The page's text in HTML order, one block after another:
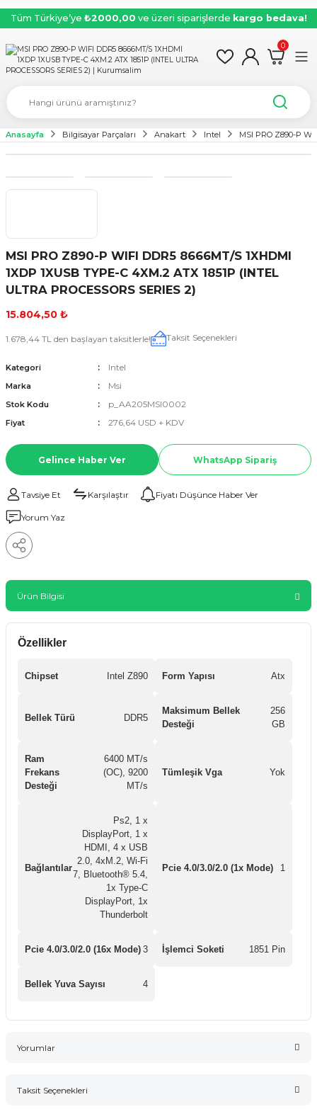
Tüm Türkiye’ye ₺2000,00 ve üzeri siparişlerde kargo bedava!
0
Anasayfa Bilgisayar Parçaları Anakart Intel MSI PRO Z890-P
MSI PRO Z890-P WIFI DDR5 8666MT/S 1XHDMI
1XDP 1XUSB TYPE-C 4XM.2 ATX 1851P (INTEL
ULTRA PROCESSORS SERIES 2)
15.804,50 ₺
1.678,44 TL den başlayan taksitlerle! Taksit Seçenekleri
Kategori Intel
Marka Msi
Stok Kodu p_AA205MSI0002
Fiyat 276,64 USD + KDV
Gelince Haber Ver WhatsApp Sipariş
Tavsiye Et Karşılaştır Fiyatı Düşünce Haber Ver
Yorum Yaz
Ürün Bilgisi
Özellikler
Chipset Intel Z890 Form Yapısı Atx
Bellek Türü DDR5
Maksimum Bellek
Desteği
256
GB
Ram
Frekans
Desteği
6400 MT/s
(OC), 9200
MT/s
Tümleşik Vga Yok
Bağlantılar
Ps2, 1 x
DisplayPort, 1 x
HDMI, 4 x USB
2.0, 4xM.2, Wi-Fi
7, Bluetooth® 5.4,
1x Type-C
DisplayPort, 1x
Thunderbolt
Pcie 4.0/3.0/2.0 (1x Mode) 1
Pcie 4.0/3.0/2.0 (16x Mode) 3 İşlemci Soketi 1851 Pin
Bellek Yuva Sayısı 4
Yorumlar
Taksit Seçenekleri